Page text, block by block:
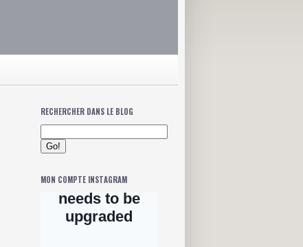
RECHERCHER DANS LE BLOG
MON COMPTE INSTAGRAM